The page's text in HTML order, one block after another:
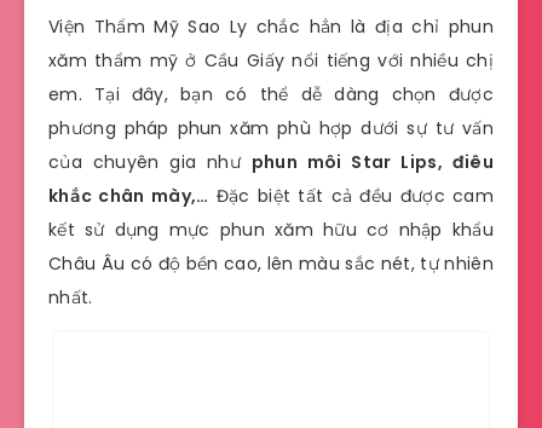
Viện Thẩm Mỹ Sao Ly chắc hẳn là địa chỉ phun
xăm thẩm mỹ ở Cầu Giấy nổi tiếng với nhiều chị
em. Tại đây, bạn có thể dễ dàng chọn được
phương pháp phun xăm phù hợp dưới sự tư vấn
của chuyên gia như phun môi Star Lips, điêu
khắc chân mày,… Đặc biệt tất cả đều được cam
kết sử dụng mực phun xăm hữu cơ nhập khẩu
Châu Âu có độ bền cao, lên màu sắc nét, tự nhiên
nhất.